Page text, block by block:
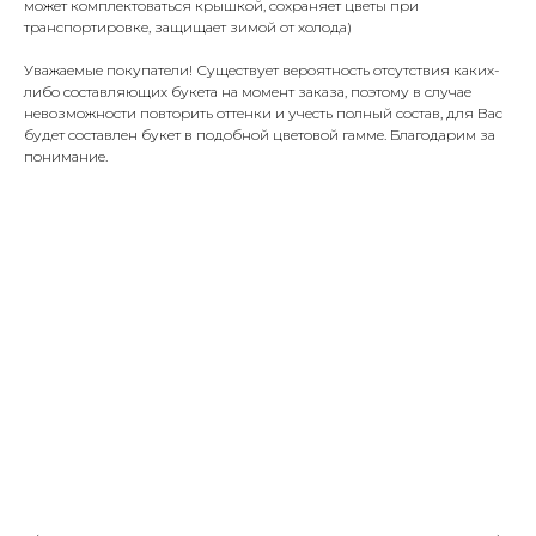
может комплектоваться крышкой, сохраняет цветы при
транспортировке, защищает зимой от холода)
Уважаемые покупатели! Существует вероятность отсутствия каких-
либо составляющих букета на момент заказа, поэтому в случае
невозможности повторить оттенки и учесть полный состав, для Вас
будет составлен букет в подобной цветовой гамме. Благодарим за
понимание.